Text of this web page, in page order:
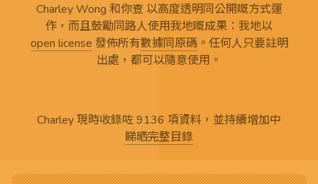
Charley Wong 和你查 以高度透明同公開嘅方式運
作，而且鼓勵同路人使用我地嘅成果：我地以
open license 發佈所有數據同原碼。任何人只要註明
出處，都可以隨意使用。
Charley 現時收錄咗 9136 項資料，並持續增加中
睇晒完整目錄